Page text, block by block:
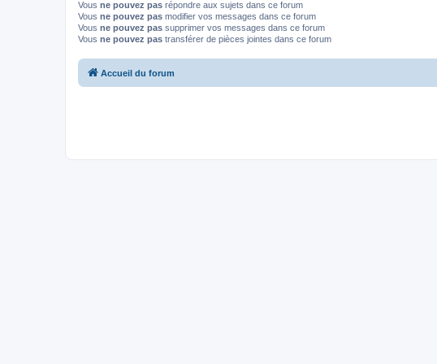
Vous ne pouvez pas répondre aux sujets dans ce forum
Vous ne pouvez pas modifier vos messages dans ce forum
Vous ne pouvez pas supprimer vos messages dans ce forum
Vous ne pouvez pas transférer de pièces jointes dans ce forum
Accueil du forum